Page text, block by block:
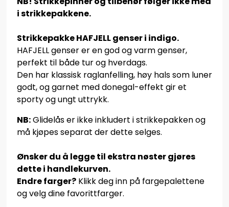
i strikkepakkene.
Strikkepakke HAFJELL genser i indigo.
HAFJELL genser er en god og varm genser,
perfekt til både tur og hverdags.
Den har klassisk raglanfelling, høy hals som luner
godt, og garnet med donegal-effekt gir et
sporty og ungt uttrykk.
NB:Glidelås er ikke inkludert i strikkepakken og
må kjøpes separat der dette selges.
Ønsker du å legge til ekstra nøster gjøres
dette i handlekurven.
Endre farger? Klikk deg inn på fargepalettene
og velg dine favorittfarger.